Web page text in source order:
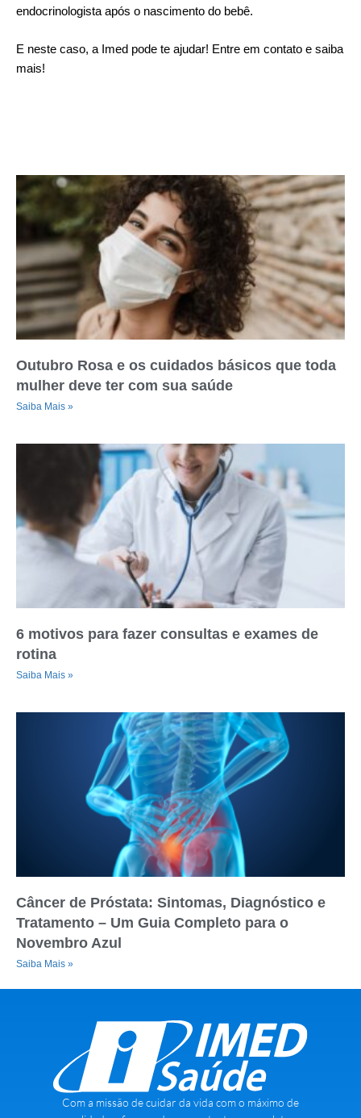
endocrinologista após o nascimento do bebê.
E neste caso, a Imed pode te ajudar! Entre em contato e saiba
mais!
Outubro Rosa e os cuidados básicos que toda
mulher deve ter com sua saúde
Saiba Mais »
6 motivos para fazer consultas e exames de
rotina
Saiba Mais »
Câncer de Próstata: Sintomas, Diagnóstico e
Tratamento – Um Guia Completo para o
Novembro Azul
Saiba Mais »
Com a missão de cuidar da vida com o máximo de